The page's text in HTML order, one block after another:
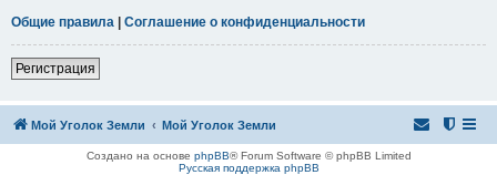
Общие правила | Соглашение о конфиденциальности
Регистрация
Мой Уголок Земли Мой Уголок Земли
Создано на основе phpBB® Forum Software © phpBB Limited
Русская поддержка phpBB